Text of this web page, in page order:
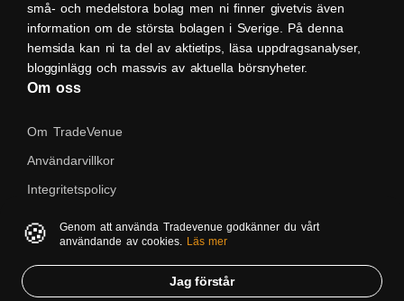
små- och medelstora bolag men ni finner givetvis även
information om de största bolagen i Sverige. På denna
hemsida kan ni ta del av aktietips, läsa uppdragsanalyser,
blogginlägg och massvis av aktuella börsnyheter.
Om oss
Om TradeVenue
Användarvillkor
Integritetspolicy
Native
🍪
Genom att använda Tradevenue godkänner du vårt
användande av cookies. Läs mer
Jag förstår